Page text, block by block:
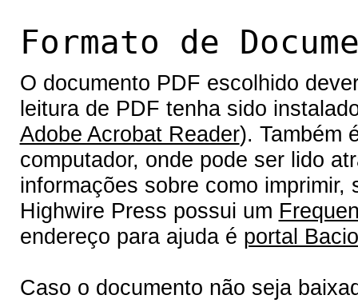
Formato de
O documento PDF escolhido
leitura de PDF tenha sido
Adobe Acrobat Reader). Também
computador, onde pode ser lido
informações sobre como
Highwire Press possui um
endereço para ajuda é portal
Caso o documento não seja